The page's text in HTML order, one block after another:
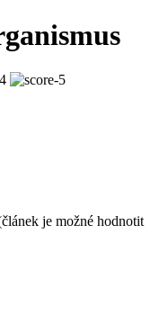
je možné hodnotit